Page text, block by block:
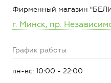
Фирменный магазин
г. Минск, пр.
График работы
пн-вс: 10:00 - 22:00